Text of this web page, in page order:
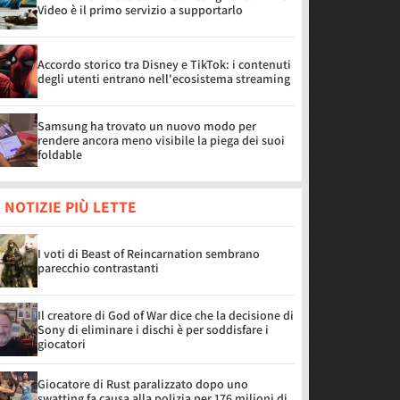
Video è il primo servizio a supportarlo
Accordo storico tra Disney e TikTok: i contenuti
degli utenti entrano nell'ecosistema streaming
Samsung ha trovato un nuovo modo per
rendere ancora meno visibile la piega dei suoi
foldable
NOTIZIE PIÙ LETTE
I voti di Beast of Reincarnation sembrano
parecchio contrastanti
Il creatore di God of War dice che la decisione di
Sony di eliminare i dischi è per soddisfare i
giocatori
Giocatore di Rust paralizzato dopo uno